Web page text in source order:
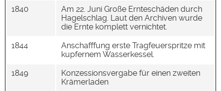
1840
Am 22. Juni Große Ernteschäden durch
Hagelschlag. Laut den Archiven wurde
die Ernte komplett vernichtet.
1844
Anschafffung erste Tragfeuerspritze mit
kupfernem Wasserkessel.
1849
Konzessionsvergabe für einen zweiten
Krämerladen